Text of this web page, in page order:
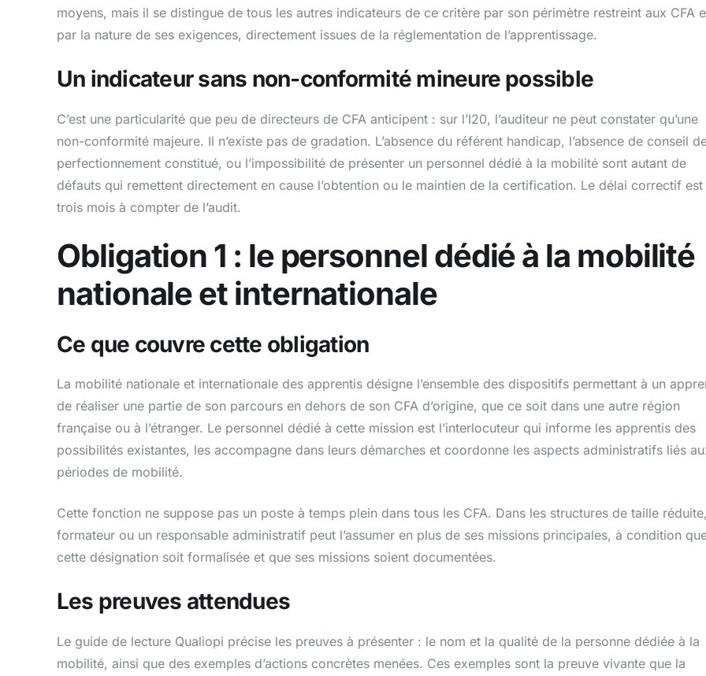
moyens, mais il se distingue de tous les autres indicateurs de ce critère par son périmètre restreint aux CFA
par la nature de ses exigences, directement issues de la réglementation de l’apprentissage.
Un indicateur sans non-conformité mineure possible
C’est une particularité que peu de directeurs de CFA anticipent : sur l’I20, l’auditeur ne peut constater qu’une
non-conformité majeure. Il n’existe pas de gradation. L’absence du référent handicap, l’absence de conseil
perfectionnement constitué, ou l’impossibilité de présenter un personnel dédié à la mobilité sont autant de
défauts qui remettent directement en cause l’obtention ou le maintien de la certification. Le délai correctif est
trois mois à compter de l’audit.
Obligation 1 : le personnel dédié à la mobilité
nationale et internationale
Ce que couvre cette obligation
La mobilité nationale et internationale des apprentis désigne l’ensemble des dispositifs permettant à un
de réaliser une partie de son parcours en dehors de son CFA d’origine, que ce soit dans une autre région
française ou à l’étranger. Le personnel dédié à cette mission est l’interlocuteur qui informe les apprentis des
possibilités existantes, les accompagne dans leurs démarches et coordonne les aspects administratifs liés
périodes de mobilité.
Cette fonction ne suppose pas un poste à temps plein dans tous les CFA. Dans les structures de taille
formateur ou un responsable administratif peut l’assumer en plus de ses missions principales, à condition
cette désignation soit formalisée et que ses missions soient documentées.
Les preuves attendues
Le guide de lecture Qualiopi précise les preuves à présenter : le nom et la qualité de la personne dédiée à la
mobilité, ainsi que des exemples d’actions concrètes menées. Ces exemples sont la preuve vivante que la